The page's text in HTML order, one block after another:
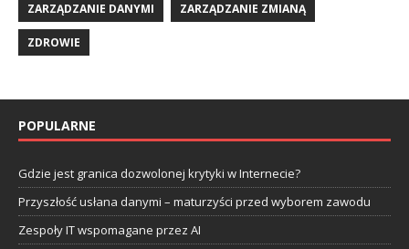
ZARZĄDZANIE DANYMI ZARZĄDZANIE ZMIANĄ
ZDROWIE
POPULARNE
Gdzie jest granica dozwolonej krytyki w Internecie?
Przyszłość usłana danymi – maturzyści przed wyborem zawodu
Zespoły IT wspomagane przez AI